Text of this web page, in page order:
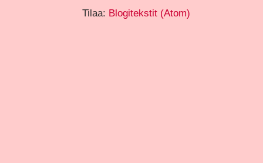
Tilaa: Blogitekstit (Atom)